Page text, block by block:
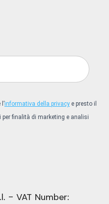
informativa della privacy e presto il
finalità di marketing e analisi
- VAT Number: